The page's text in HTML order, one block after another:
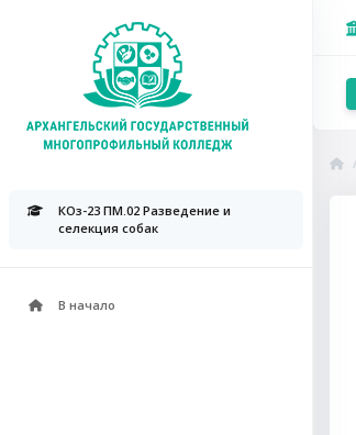
КОз-23 ПМ.02 Разведение и
селекция собак
В начало